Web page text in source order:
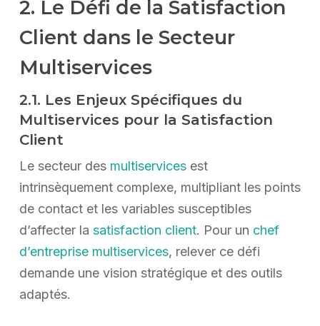
2. Le Défi de la Satisfaction
Client dans le Secteur
Multiservices
2.1. Les Enjeux Spécifiques du
Multiservices pour la Satisfaction
Client
Le secteur des multiservicesest
intrinsèquement complexe, multipliant les points
de contact et les variables susceptibles
d’affecter la satisfaction client. Pour un chef
d’entreprise multiservices, relever ce défi
demande une vision stratégique et des outils
adaptés.